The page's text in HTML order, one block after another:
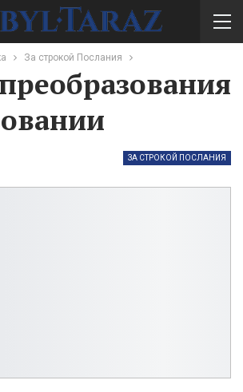
За строкой Послания
ЗА СТРОКОЙ ПОСЛАНИЯ